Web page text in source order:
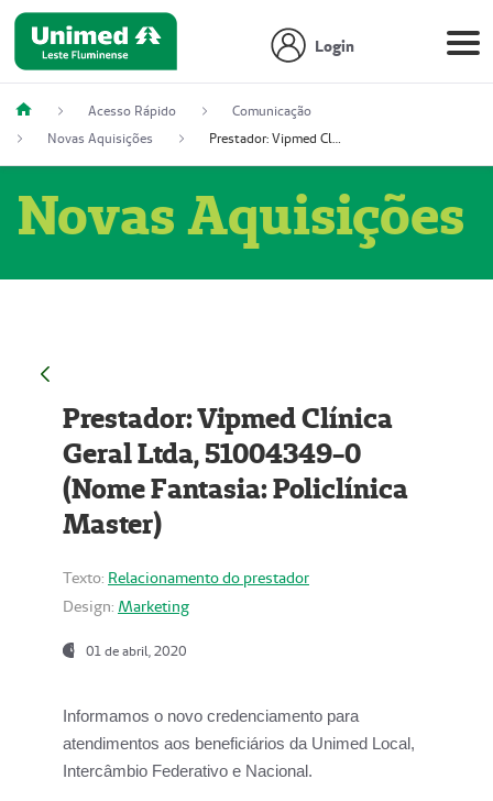
Login
Acesso Rápido
Comunicação
Novas Aquisições
Prestador: Vipmed Clínica Geral Ltda, 51004349-0 (Nome Fantasia: Policlínica Master)
Novas Aquisições
Prestador: Vipmed Clínica
Geral Ltda, 51004349-0
(Nome Fantasia: Policlínica
Master)
Texto: Relacionamento do prestador
Design: Marketing
01 de abril, 2020
Informamos o novo credenciamento para
atendimentos aos beneficiários da Unimed Local,
Intercâmbio Federativo e Nacional.